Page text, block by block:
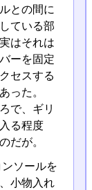
との間に
ている部
はそれは
ーを固定
セスする
った。
で、ギリ
る程度
だが。
ソールを
小物入れ